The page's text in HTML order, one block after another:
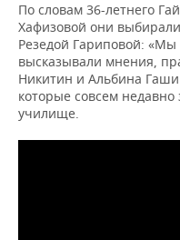
По словам 36-летнего
Хафизовой они
Резедой Гариповой:
высказывали мнения,
Никитин и Альбина
которые совсем
училище.